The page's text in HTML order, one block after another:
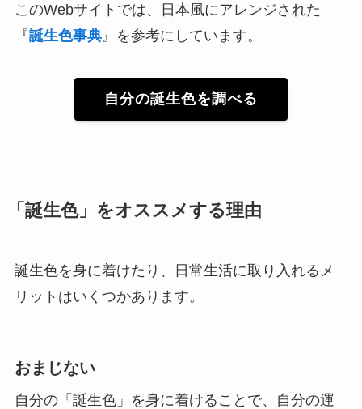
このWebサイトでは、日本風にアレンジされた
『誕生色事典』を参考にしています。
自分の誕生色を調べる
「誕生色」をオススメする理由
誕生色を身に着けたり、日常生活に取り入れるメ
リットはいくつかあります。
おまじない
自分の「誕生色」を身に着けることで、自分の運